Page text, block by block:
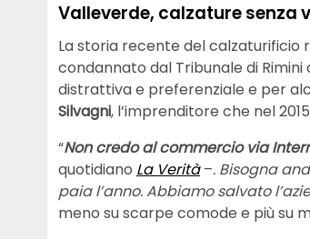
Valleverde, calzature senza
La storia recente del
condannato dal Tribunale di
distrattiva e preferenziale e per
Silvagni, l’imprenditore che nel
“Non credo al commercio via
quotidiano La Verità–. Bisogna
paia l’anno. Abbiamo salvato
meno su scarpe comode e più su